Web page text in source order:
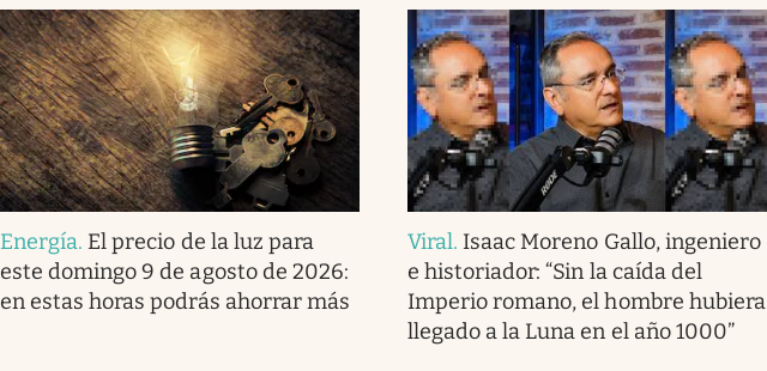
Energía. El precio de la luz para
este domingo 9 de agosto de 2026:
en estas horas podrás ahorrar más
Viral. Isaac Moreno Gallo, ingeniero
e historiador: “Sin la caída del
Imperio romano, el hombre hubiera
llegado a la Luna en el año 1000”